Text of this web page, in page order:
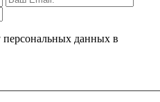
персональных данных в